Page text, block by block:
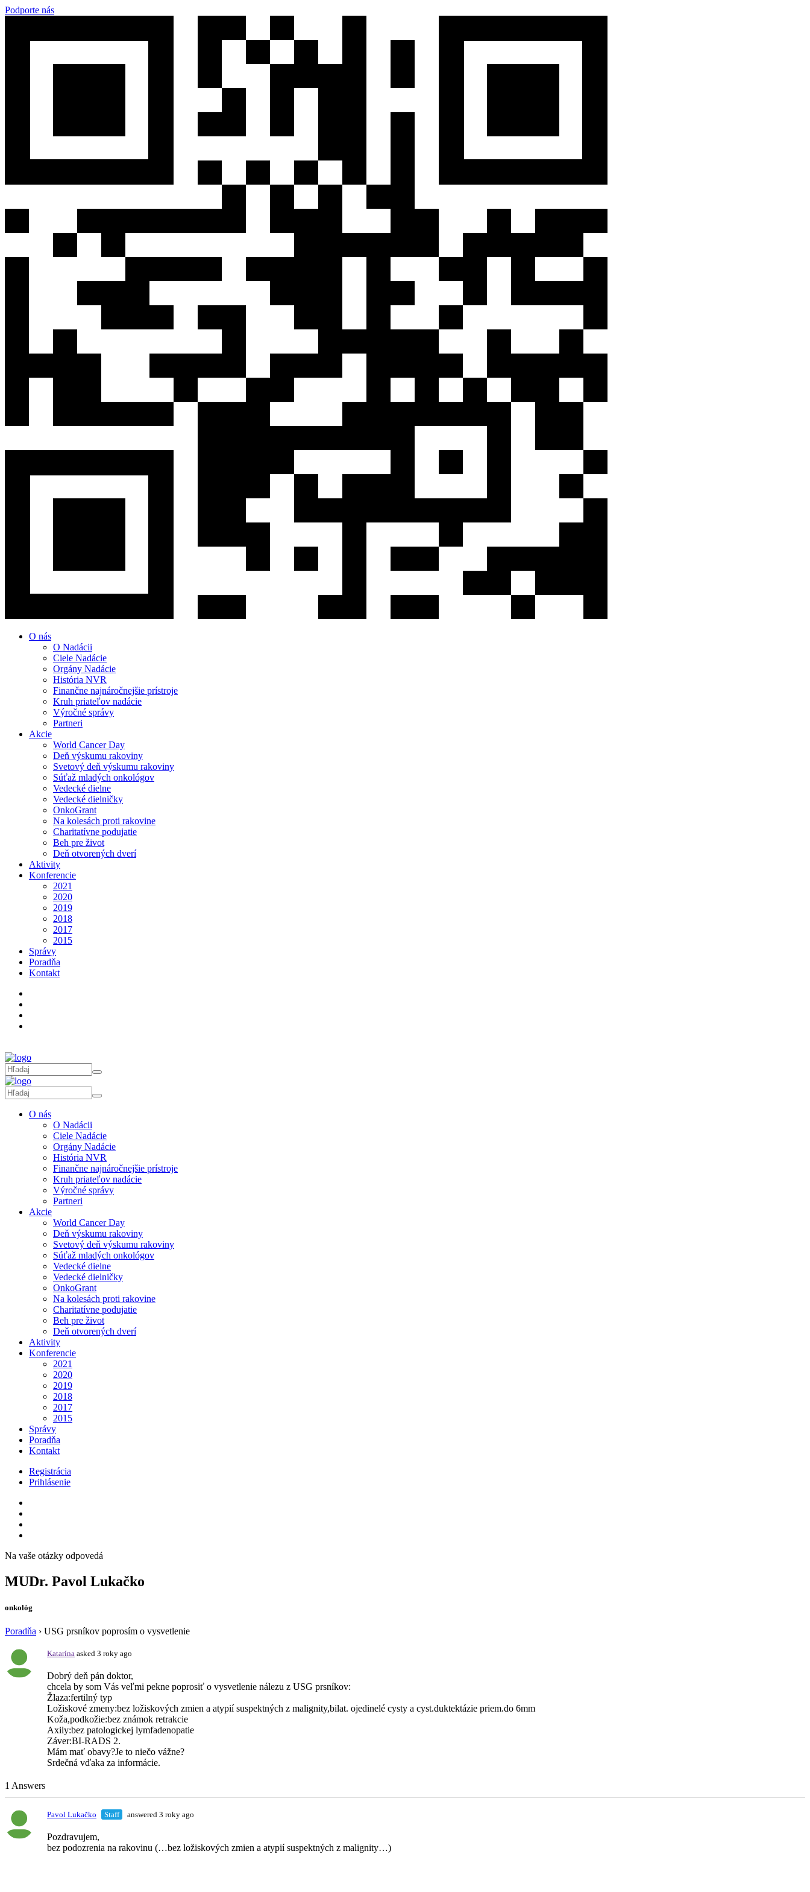
Podporte nás
O nás
O Nadácii
Ciele Nadácie
Orgány Nadácie
História NVR
Finančne najnáročnejšie prístroje
Kruh priateľov nadácie
Výročné správy
Partneri
Akcie
World Cancer Day
Deň výskumu rakoviny
Svetový deň výskumu rakoviny
Súťaž mladých onkológov
Vedecké dielne
Vedecké dielničky
OnkoGrant
Na kolesách proti rakovine
Charitatívne podujatie
Beh pre život
Deň otvorených dverí
Aktivity
Konferencie
2021
2020
2019
2018
2017
2015
Správy
Poradňa
Kontakt
O nás
O Nadácii
Ciele Nadácie
Orgány Nadácie
História NVR
Finančne najnáročnejšie prístroje
Kruh priateľov nadácie
Výročné správy
Partneri
Akcie
World Cancer Day
Deň výskumu rakoviny
Svetový deň výskumu rakoviny
Súťaž mladých onkológov
Vedecké dielne
Vedecké dielničky
OnkoGrant
Na kolesách proti rakovine
Charitatívne podujatie
Beh pre život
Deň otvorených dverí
Aktivity
Konferencie
2021
2020
2019
2018
2017
2015
Správy
Poradňa
Kontakt
Registrácia
Prihlásenie
Na vaše otázky odpovedá
MUDr. Pavol Lukačko
onkológ
Poradňa › USG prsníkov poprosím o vysvetlenie
Katarína asked 3 roky ago
Dobrý deň pán doktor,
chcela by som Vás veľmi pekne poprosiť o vysvetlenie nálezu z USG prsníkov:
Žlaza:fertilný typ
Ložiskové zmeny:bez ložiskových zmien a atypií suspektných z malignity,bilat. ojedinelé cysty a cyst.duktektázie priem.do 6mm
Koža,podkožie:bez známok retrakcie
Axily:bez patologickej lymfadenopatie
Záver:BI-RADS 2.
Mám mať obavy?Je to niečo vážne?
Srdečná vďaka za informácie.
1 Answers
Pavol Lukačko Staff answered 3 roky ago
Pozdravujem,
bez podozrenia na rakovinu (…bez ložiskových zmien a atypií suspektných z malignity…)